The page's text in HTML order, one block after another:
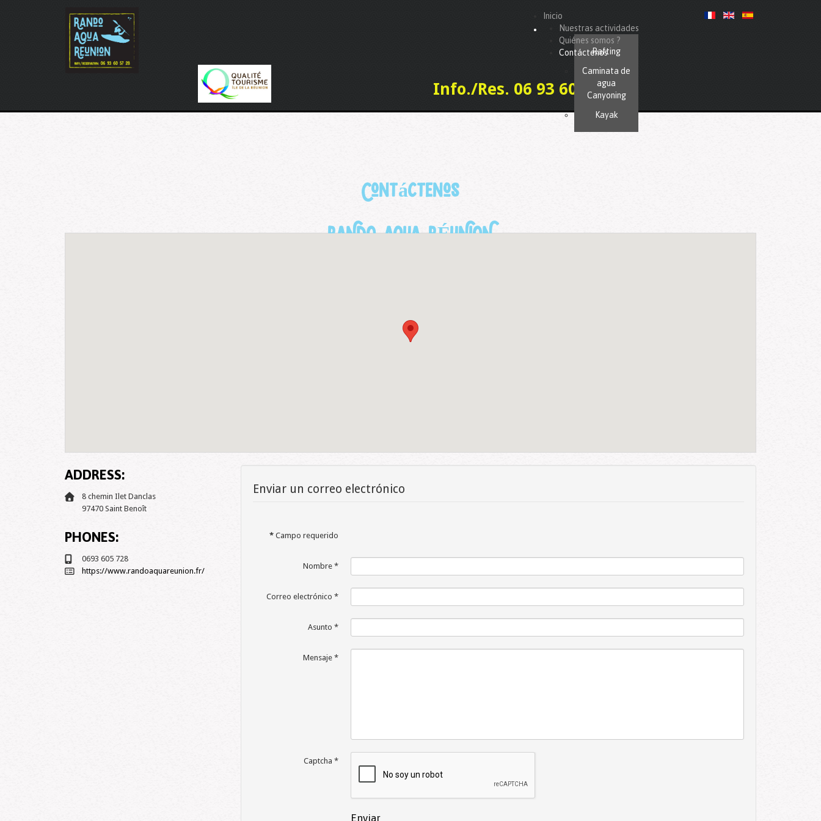
Inicio
Nuestras actividades
Rafting
Caminata de
agua
Canyoning
Kayak
Quiénes somos ?
Contáctenos
Info./Res. 06 93 60 57 28
Contáctenos
RANDO AQUA RÉUNION
ADDRESS:
8 chemin Ilet Danclas
97470 Saint Benoît
PHONES:
0693 605 728
https://www.randoaquareunion.fr/
Enviar un correo electrónico
* Campo requerido
Nombre *
Correo electrónico *
Asunto *
Mensaje *
Captcha *
Enviar